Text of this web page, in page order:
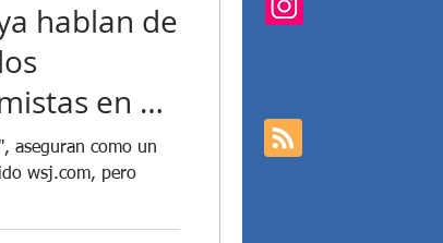
Milei y ...
bombardeó a Irán
hablan de
en el
aseguran como un
wsj.com, pero